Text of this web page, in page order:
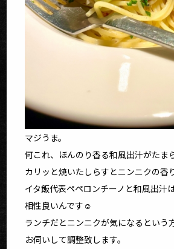
マジうま。
何これ、ほんのり香る和風出汁がたま
カリッと焼いたしらすとニンニクの香
イタ飯代表ペペロンチーノと和風出汁
相性良いんです☺️
ランチだとニンニクが気になるという
お伺いして調整致します。